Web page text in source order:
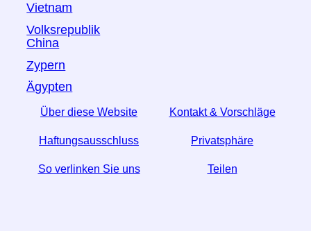
Vietnam
Volksrepublik
China
Zypern
Ägypten
Über diese Website Kontakt & Vorschläge
Haftungsausschluss Privatsphäre
So verlinken Sie uns Teilen